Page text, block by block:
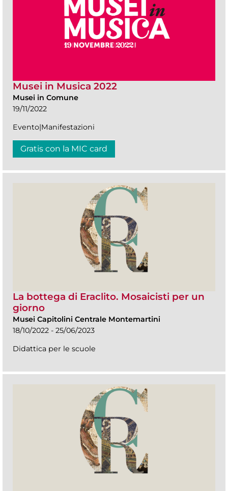
Musei in Musica 2022
Musei in Comune
19/11/2022
Evento|Manifestazioni
Gratis con la MIC card
La bottega di Eraclito. Mosaicisti per un
giorno
Musei Capitolini Centrale Montemartini
18/10/2022 - 25/06/2023
Didattica per le scuole